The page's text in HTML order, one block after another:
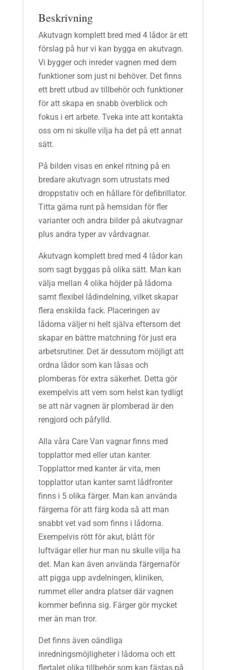
Beskrivning
Akutvagn komplett bred med 4 lådor är ett
förslag på hur vi kan bygga en akutvagn.
Vi bygger och inreder vagnen med dem
funktioner som just ni behöver. Det finns
ett brett utbud av tillbehör och funktioner
för att skapa en snabb överblick och
fokus i ert arbete. Tveka inte att kontakta
oss om ni skulle vilja ha det på ett annat
sätt.
På bilden visas en enkel ritning på en
bredare akutvagn som utrustats med
droppstativ och en hållare för defibrillator.
Titta gärna runt på hemsidan för fler
varianter och andra bilder på akutvagnar
plus andra typer av vårdvagnar.
Akutvagn komplett bred med 4 lådor kan
som sagt byggas på olika sätt. Man kan
välja mellan 4 olika höjder på lådorna
samt flexibel lådindelning, vilket skapar
flera enskilda fack. Placeringen av
lådorna väljer ni helt själva eftersom det
skapar en bättre matchning för just era
arbetsrutiner. Det är dessutom möjligt att
ordna lådor som kan låsas och
plomberas för extra säkerhet. Detta gör
exempelvis att vem som helst kan tydligt
se att när vagnen är plomberad är den
rengjord och påfylld.
Alla våra Care Van vagnar finns med
topplattor med eller utan kanter.
Topplattor med kanter är vita, men
topplattor utan kanter samt lådfronter
finns i 5 olika färger. Man kan använda
färgerna för att färg koda så att man
snabbt vet vad som finns i lådorna.
Exempelvis rött för akut, blått för
luftvägar eller hur man nu skulle vilja ha
det. Man kan även använda färgernaför
att pigga upp avdelningen, kliniken,
rummet eller andra platser där vagnen
kommer befinna sig. Färger gör mycket
mer än man tror.
Det finns även oändliga
inredningsmöjligheter i lådorna och ett
flertalet olika tillbehör som kan fästas på